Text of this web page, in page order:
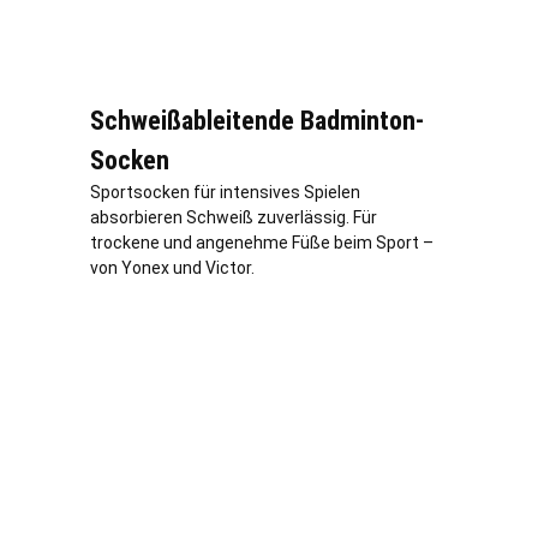
Schweißableitende Badminton-
Socken
Sportsocken für intensives Spielen
absorbieren Schweiß zuverlässig. Für
trockene und angenehme Füße beim Sport –
von Yonex und Victor.